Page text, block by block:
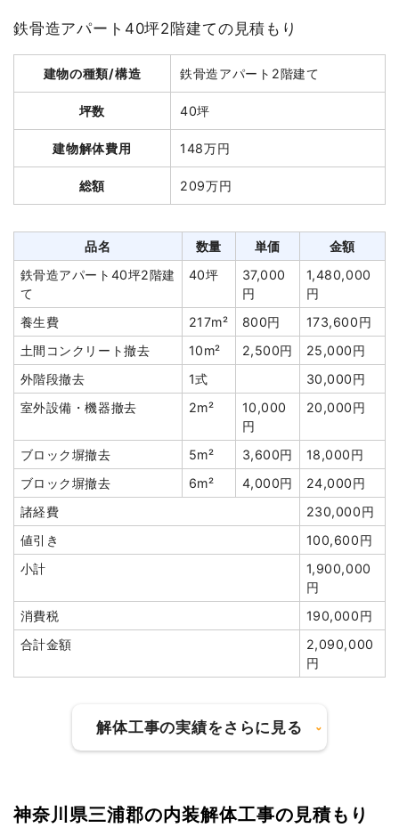
建物解体費用 110万2,114円
総額 205万2,000円
品名 数量 単価
金額
軽量鉄骨造住宅35坪2階
35坪
狭小地加算 22m² 4,055円
89,200円
養生費
215m² 1,000円
215,000円
土間コンクリート撤去
22m² 3,041円
66,900円
ブロック塀撤去
1,500円
67,500円
植木・植栽撤去
7m³
10,000
円
70,000円
庭石撤去 6m³
18,333
110,000円
物置撤去 1式
5,000円
門扉・門柱撤去
1式
2,000円
井戸解体埋め戻し費用
1式
25,000円
残土撤去
1式
20,000円
諸経費
205,000円
値引き
77,714円
1,900,000
円
消費税
152,000円
2,052,000
円
坪数 47坪
鉄骨造アパート40坪2階建ての見積もり
建物の種類/構造 鉄骨造アパート2階建て
坪数 40坪
建物解体費用 148万円
総額 209万円
品名 数量 単価
金額
鉄骨造アパート40坪2階建
て
40坪
37,000
円
1,480,000
円
養生費
217m² 800円
173,600円
土間コンクリート撤去
10m² 2,500円
25,000円
外階段撤去
1式
30,000円
室外設備・機器撤去
2m²
10,000
円
20,000円
ブロック塀撤去 5m² 3,600円
18,000円
ブロック塀撤去
6m² 4,000円
24,000円
諸経費
230,000円
値引き
100,600円
小計
1,900,000
円
消費税
190,000円
合計金額
2,090,000
円
解体工事の実績をさらに見る
建物の種類/構造 鉄骨造住宅3階建て
神奈川県三浦郡の内装解体工事の見積もり